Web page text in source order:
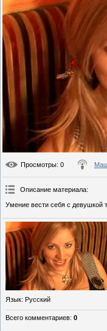
Просмотры: 0
Описание материала:
Умение вести себя с девушкой
Язык: Русский
Всего комментариев: 0